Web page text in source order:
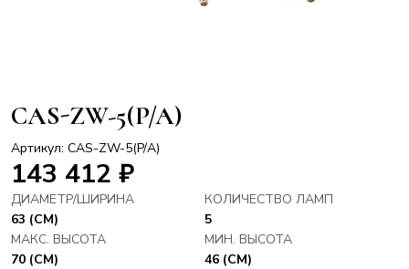
CAS-ZW-5(P/A)
Артикул: CAS-ZW-5(P/A)
143 412 ₽
ДИАМЕТР/ШИРИНА
63 (СМ)
КОЛИЧЕСТВО ЛАМП
5
МАКС. ВЫСОТА
70 (СМ)
МИН. ВЫСОТА
46 (СМ)